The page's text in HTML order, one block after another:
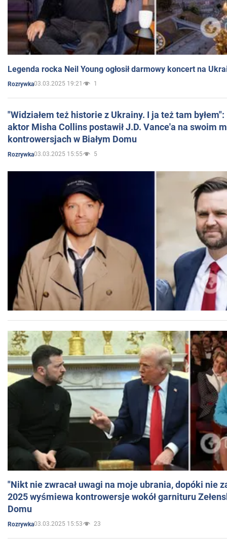
Legenda rocka Neil Young ogłosił darmowy koncert na
Rozrywka03.03.2025 19:21 1
"Widziałem też historie z Ukrainy. I ja też tam
aktor Misha Collins postawił J.D. Vance'a na swoim
kontrowersjach w Białym Domu
Rozrywka03.03.2025 15:55 5
"Nikt nie zwracał uwagi na moje ubrania, dopóki nie
2025 wyśmiewa kontrowersje wokół garnituru
Domu
Rozrywka03.03.2025 15:53 23